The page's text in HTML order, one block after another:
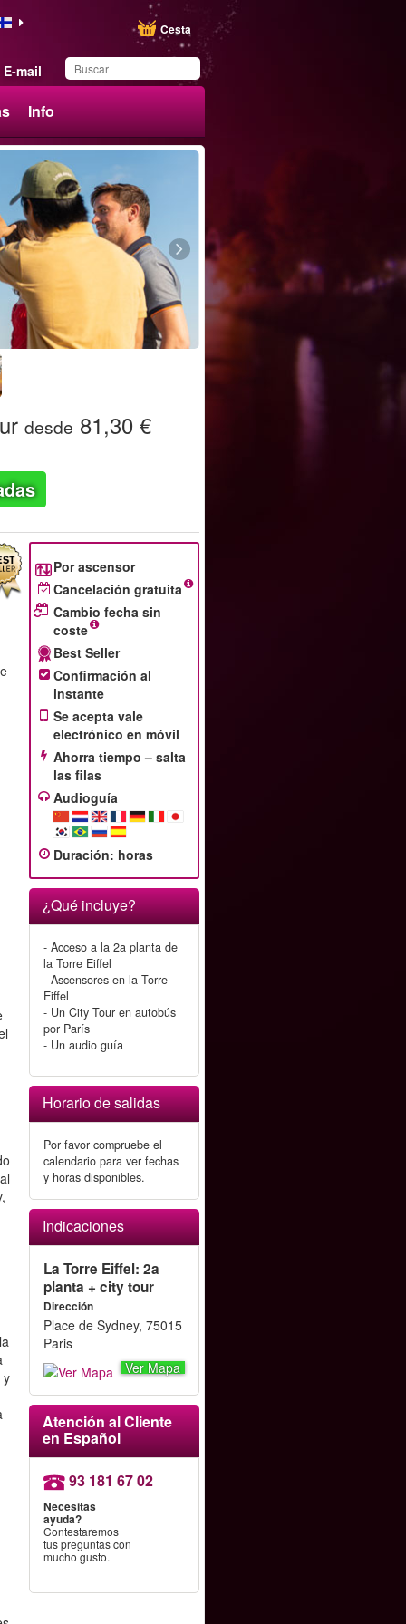
E-mail
Cesta
Info
Ha guardado este
producto en su lista
desde 81,30 €
y
Por ascensor
Cancelación gratuita
Cambio fecha sin
coste
Best Seller
Confirmación al
instante
Se acepta vale
electrónico en móvil
Ahorra tiempo – salta
las filas
Audioguía
Duración: horas
¿Qué incluye?
- Acceso a la 2a planta de
la Torre Eiffel
- Ascensores en la Torre
Eiffel
- Un City Tour en autobús
por París
- Un audio guía
Horario de salidas
Por favor compruebe el
calendario para ver fechas
y horas disponibles.
Indicaciones
La Torre Eiffel: 2a
planta + city tour
Dirección
Place de Sydney, 75015
Paris
Ver Mapa
Atención al Cliente
en Español
93 181 67 02
Necesitas
ayuda?
Contestaremos
tus preguntas con
mucho gusto.